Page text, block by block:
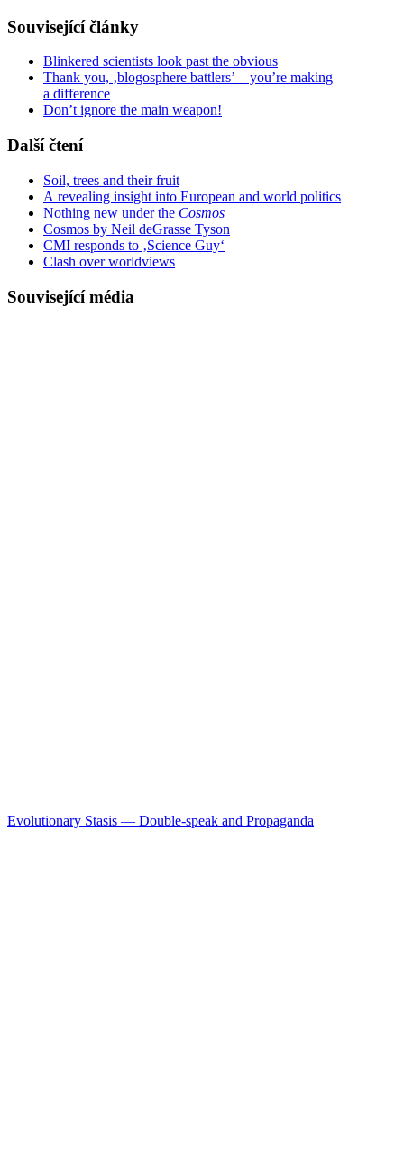
Související články
Blinkered scientists look past the obvious
Thank you, ‚blogosphere battlers’—you’re making
a difference
Don’t ignore the main weapon!
Další čtení
Soil, trees and their fruit
A revealing insight into European and world politics
Nothing new under the Cosmos
Cosmos by Neil deGrasse Tyson
CMI responds to ‚Science Guy‘
Clash over worldviews
Související média
Evolutionary Stasis — Double-speak and Propaganda